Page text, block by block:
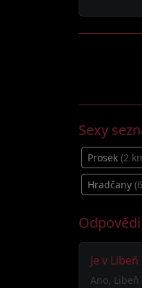
Sexy
Prosek (2
Hradčany
Je v
Ano,